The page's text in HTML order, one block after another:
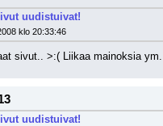
uudistuivat!
klo 20:33:46
sivut.. >:( Liikaa mainoksia ym.
uudistuivat!